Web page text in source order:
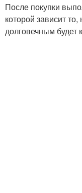
После покупки
которой зависит
долговечным будет